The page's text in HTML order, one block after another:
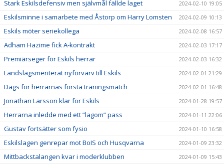
Stark Eskilsdefensiv men självmål fällde laget 2024-02-10 19:05
Eskilsminne i samarbete med Åstorp om Harry Lomsten 2024-02-09 10:13
Eskils möter seriekollega 2024-02-08 16:57
Adham Hazime fick A-kontrakt 2024-02-03 17:17
Premiärseger för Eskils herrar 2024-02-03 16:32
Landslagsmeriterat nyförvärv till Eskils 2024-02-01 21:29
Dags för herrarnas första träningsmatch 2024-02-01 16:48
Jonathan Larsson klar för Eskils 2024-01-28 19:57
Herrarna inledde med ett ”lagom” pass 2024-01-11 22:06
Gustav fortsätter som fysio 2024-01-10 16:58
Eskilslagen genrepar mot BoIS och Husqvarna 2024-01-09 23:32
Mittbackstalangen kvar i moderklubben 2024-01-09 15:43